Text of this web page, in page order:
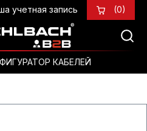
учетная запись (0)
КАБЕЛЕЙ